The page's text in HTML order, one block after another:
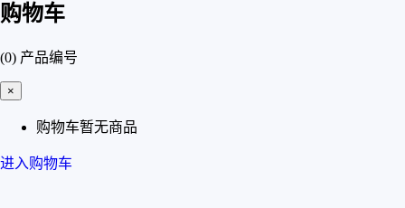
购物车
(0) 产品编号
×
购物车暂无商品
进入购物车